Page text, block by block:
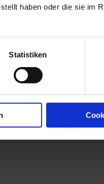
haben oder die sie im
Statistiken